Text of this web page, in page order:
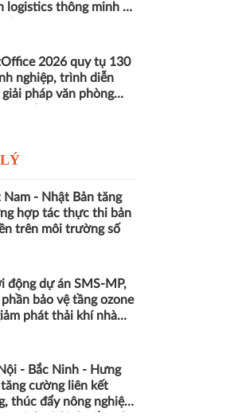
logistics thông minh và
2026 quy tụ 130
nghiệp, trình diễn
giải pháp văn phòng
Nam - Nhật Bản tăng
hợp tác thực thi bản
trên môi trường số
động dự án SMS-MP,
bảo vệ tầng ozone
phát thải khí nhà
- Bắc Ninh - Hưng
tăng cường liên kết
thúc đẩy nông nghiệp